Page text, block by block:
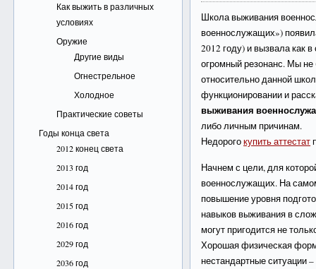
Как выжить в различных
условиях
Оружие
Другие виды
Огнестрельное
Холодное
Практические советы
Годы конца света
2012 конец света
2013 год
2014 год
2015 год
2016 год
2029 год
2036 год
Школа выживания
военнослужащих»)
2012 году) и вызвала как
огромный резонанс. Мы
относительно данной
функционировании и
выживания
либо личным причинам.
Недорогокупить аттестат
Начнем с цели, для
военнослужащих. На
повышение уровня
навыков выживания в
могут пригодится не
Хорошая физическая
нестандартные ситуации